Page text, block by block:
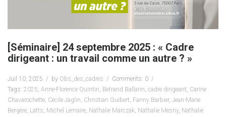
[Séminaire] 24 septembre 2025 : « Cadre
dirigeant : un travail comme un autre ? »
Juil 10, 2025 by Obs_des_cadres
Comments: 0
Tags: 2025, Anne-Florence Quintin, Betrand Ballarin, cadre dirigeant, Carine
Chavarochette, Cécile Jaglin, Christian Guibert, Fanny Barbier, Jean-Marie
Bergère, Latts, Michel Lemaire, Nathalie Marczak, Nathalie Mesny, Nathalie